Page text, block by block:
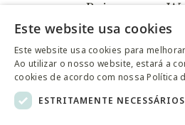
Baixe o app
Este website usa cookies
Este website usa cookies para
Ao utilizar o nosso website, estará a
cookies de acordo com nossa Política
ESTRITAMENTE NECESSÁRIOS